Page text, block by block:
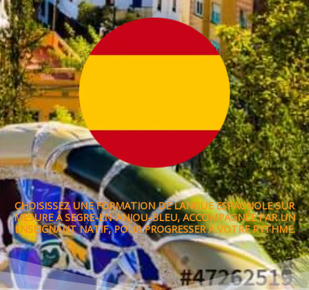
CHOISISSEZ UNE FORMATION DE LANGUE ESPAGNOLE SUR
MESURE À SEGRE-EN-ANJOU-BLEU, ACCOMPAGNÉE PAR UN
ENSEIGNANT NATIF, POUR PROGRESSER À VOTRE RYTHME.